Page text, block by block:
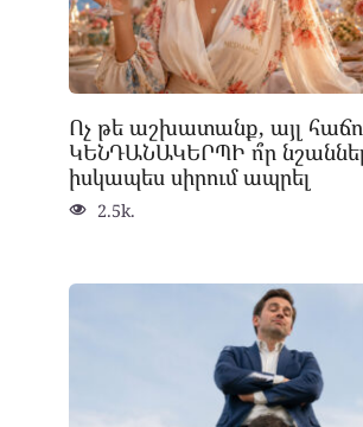
Ոչ թե աշխատանք, այլ
ԿԵՆԴԱՆԱԿԵՐՊԻ ո՞ր
իսկապես սիրում ապրել
2.5k.